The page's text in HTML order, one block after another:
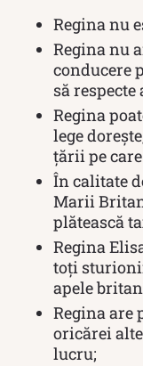
Regina nu
Regina nu
conducere
să
Regina
lege
ţării pe
În calitate
Marii
plătească
Regina
toți
apele
Regina are
oricărei
lucru;